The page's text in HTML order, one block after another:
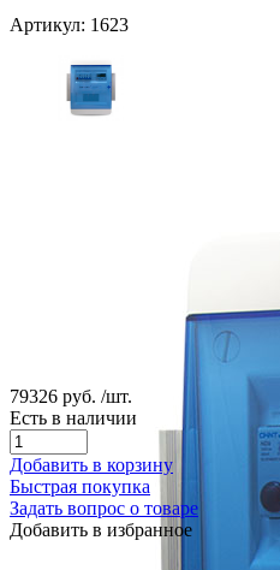
Артикул: 1623
79326 руб. /шт.
Есть в наличии
Добавить в корзину
Быстрая покупка
Задать вопрос о товаре
Добавить в избранное